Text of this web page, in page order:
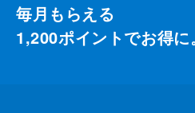
毎月もらえる
1,200ポイントでお得に